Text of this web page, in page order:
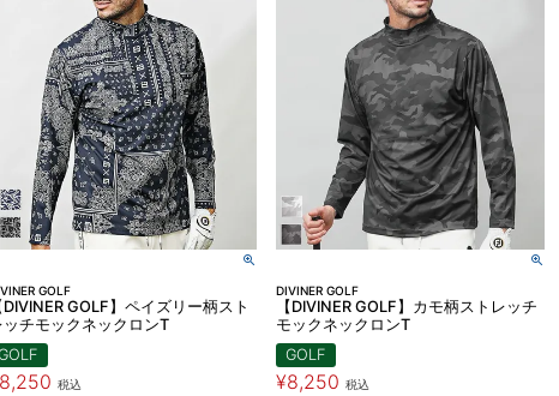
GOLF
DIVINER GOLF】ペイズリー柄スト
ッチモックネックロンT
8,250 税込
DIVINER GOLF
【DIVINER GOLF】カモ柄ストレッチ
モックネックロンT
GOLF
¥8,250 税込